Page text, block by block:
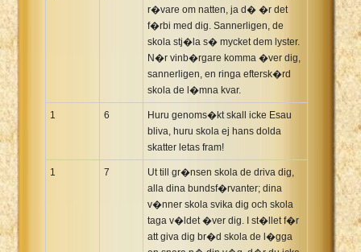
r�vare om natten, ja d� �r det
f�rbi med dig. Sannerligen, de
skola stj�la s� mycket dem lyster.
N�r vinb�rgare komma �ver dig,
sannerligen, en ringa eftersk�rd
skola de l�mna kvar.
1 6
Huru genoms�kt skall icke Esau
bliva, huru skola ej hans dolda
skatter letas fram!
1 7
Ut till gr�nsen skola de driva dig,
alla dina bundsf�rvanter; dina
v�nner skola svika dig och skola
taga v�ldet �ver dig. I st�llet f�r
att giva dig br�d skola de l�gga